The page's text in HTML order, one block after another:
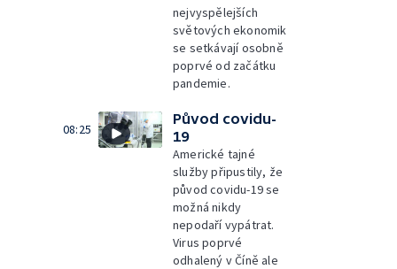
nejvyspělejších
světových ekonomik
se setkávají osobně
poprvé od začátku
pandemie.
08:25
Původ covidu-
19
Americké tajné
služby připustily, že
původ covidu-19 se
možná nikdy
nepodaří vypátrat.
Virus poprvé
odhalený v Číně ale